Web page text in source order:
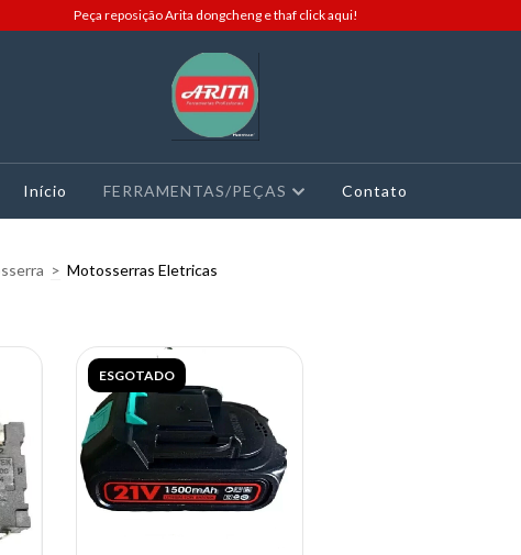
Peça reposição Arita dongcheng e thaf click aqui!
Início FERRAMENTAS/PEÇAS Contato
> Motosserras Eletricas
ESGOTADO